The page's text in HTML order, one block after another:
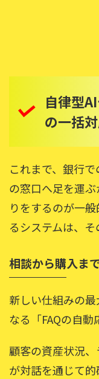
自律型
の一括
これまで、銀行
の窓口へ足を運
りをするのが一
るシステムは、そ
相談から購入ま
新しい仕組みの最
なる「FAQの自動
顧客の資産状況
が対話を通じて